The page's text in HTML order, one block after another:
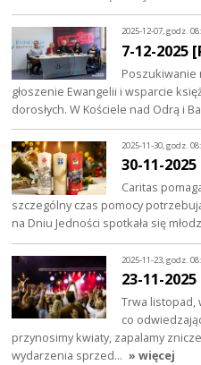
2025-12-07, godz.
7-12-2025
Poszukiwanie
głoszenie Ewangelii i wsparcie
dorosłych. W Kościele nad Odrą i
2025-11-30, godz.
30-11-
Caritas
szczególny czas pomocy
na Dniu Jedności spotkała się
2025-11-23, godz.
23-11-
Trwa listopad,
co
przynosimy kwiaty, zapalamy
wydarzenia sprzed… » więcej